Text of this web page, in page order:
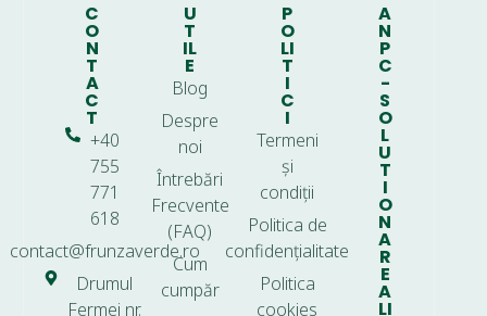
C
O
N
T
A
C
T
+40
755
771
618
contact@frunzaverde.ro
Drumul
Fermei nr.
U
T
IL
E
Blog
Despre
noi
Întrebări
Frecvente
(FAQ)
Cum
cumpăr
P
O
LI
T
I
C
I
Termeni
și
condiții
Politica de
confidențialitate
Politica
cookies
A
N
P
C
-
S
O
L
U
T
I
O
N
A
R
E
A
LI